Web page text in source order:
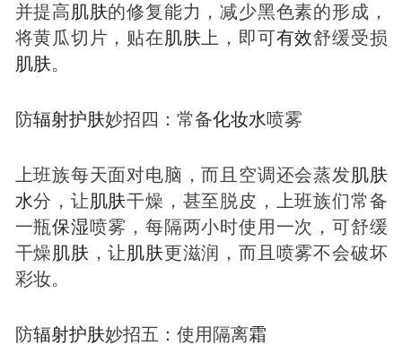
并提高肌肤的修复能力，减少黑色素的形成，
将黄瓜切片，贴在肌肤 上，即可有效舒缓受损
肌肤。
防辐射护肤妙招四：常备化妆水喷雾
上班族每天面对电脑，而且空调还会蒸发肌肤
水分，让肌肤干燥，甚至脱皮，上班族们常备
一瓶保湿喷雾，每隔两小时使用一次，可舒缓
干燥肌肤 ，让肌肤更滋润，而且喷雾不会破坏
彩妆。
防辐射护肤妙招五：使用隔离霜